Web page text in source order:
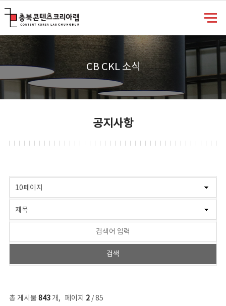
CB CKL 소식
공지사항
총 게시물 843개, 페이지 2/ 85